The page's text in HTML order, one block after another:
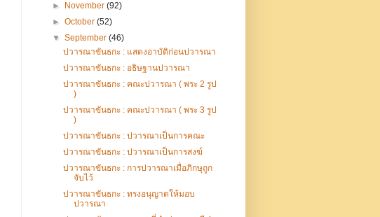
►
November(92)
►October(52)
▼September(46)
ปวารณาขันธกะ : แสดงอาบัติก่อนปวารณา
ปวารณาขันธกะ : อธิษฐานปวารณา
ปวารณาขันธกะ : คณะปวารณา ( พระ 2 รูป
)
ปวารณาขันธกะ : คณะปวารณา ( พระ 3 รูป
)
ปวารณาขันธกะ : ปวารณาเป็นการคณะ
ปวารณาขันธกะ : ปวารณาเป็นการสงฆ์
ปวารณาขันธกะ : การปวารณาเมื่อภิกษุถูก
จับไว้
ปวารณาขันธกะ : ทรงอนุญาตให้มอบ
ปวารณา